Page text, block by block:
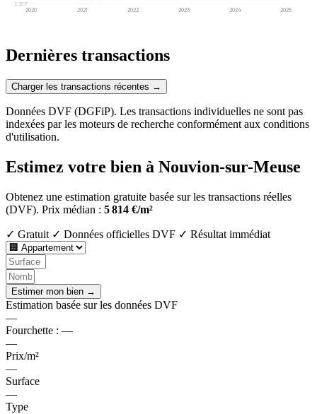
1 157
2020 2021 2022 2023 2024 2025
Dernières transactions
Charger les transactions récentes →
Données DVF (DGFiP). Les transactions individuelles ne sont pas
indexées par les moteurs de recherche conformément aux conditions
d'utilisation.
Estimez votre bien à Nouvion-sur-Meuse
Obtenez une estimation gratuite basée sur les transactions réelles
(DVF). Prix médian : 5 814 €/m²
✓ Gratuit ✓ Données officielles DVF ✓ Résultat immédiat
Estimer mon bien →
Estimation basée sur les données DVF
—
Fourchette : —
—
Prix/m²
—
Surface
—
Type